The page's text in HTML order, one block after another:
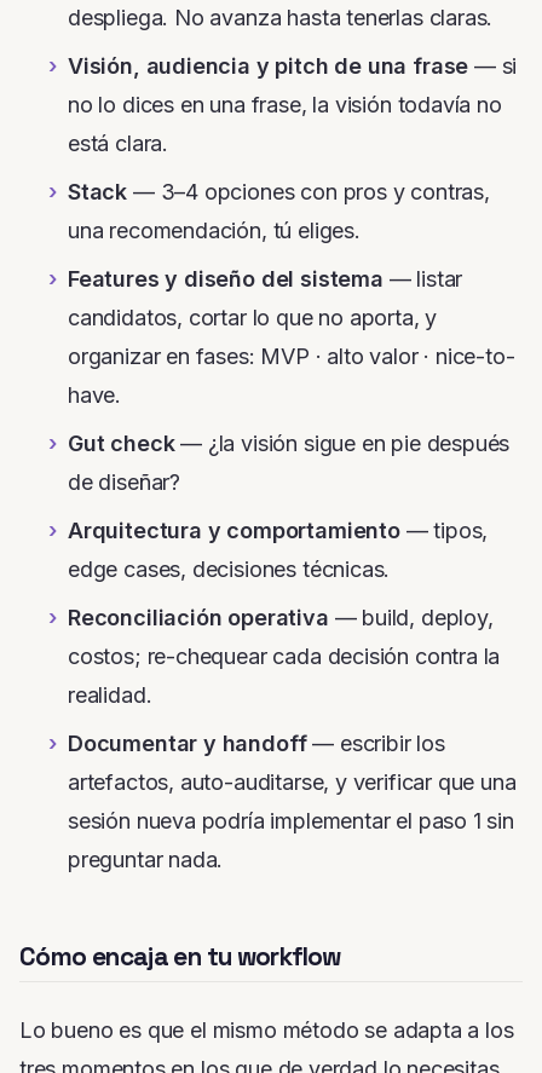
despliega. No avanza hasta tenerlas claras.
Visión, audiencia y pitch de una frase — si
no lo dices en una frase, la visión todavía no
está clara.
Stack — 3–4 opciones con pros y contras,
una recomendación, tú eliges.
Features y diseño del sistema — listar
candidatos, cortar lo que no aporta, y
organizar en fases: MVP · alto valor · nice-to-
have.
Gut check— ¿la visión sigue en pie después
de diseñar?
Arquitectura y comportamiento— tipos,
edge cases, decisiones técnicas.
Reconciliación operativa — build, deploy,
costos; re-chequear cada decisión contra la
realidad.
Documentar y handoff— escribir los
artefactos, auto-auditarse, y verificar que una
sesión nueva podría implementar el paso 1 sin
preguntar nada.
Cómo encaja en tu workflow
Lo bueno es que el mismo método se adapta a los